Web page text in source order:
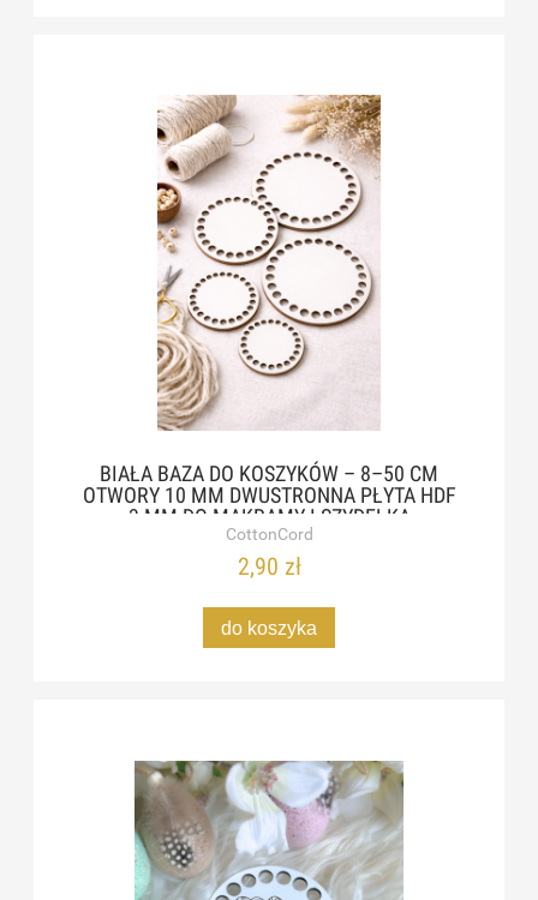
BIAŁA BAZA DO KOSZYKÓW – 8–50 CM
OTWORY 10 MM DWUSTRONNA PŁYTA HDF
3 MM DO MAKRAMY I SZYDEŁKA
CottonCord
2,90 zł
do koszyka